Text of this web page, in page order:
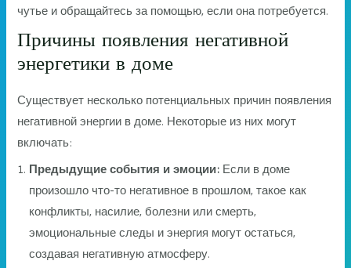
чутье и обращайтесь за помощью, если она потребуется.
Причины появления негативной
энергетики в доме
Существует несколько потенциальных причин появления
негативной энергии в доме. Некоторые из них могут
включать:
Предыдущие события и эмоции: Если в доме
произошло что-то негативное в прошлом, такое как
конфликты, насилие, болезни или смерть,
эмоциональные следы и энергия могут остаться,
создавая негативную атмосферу.